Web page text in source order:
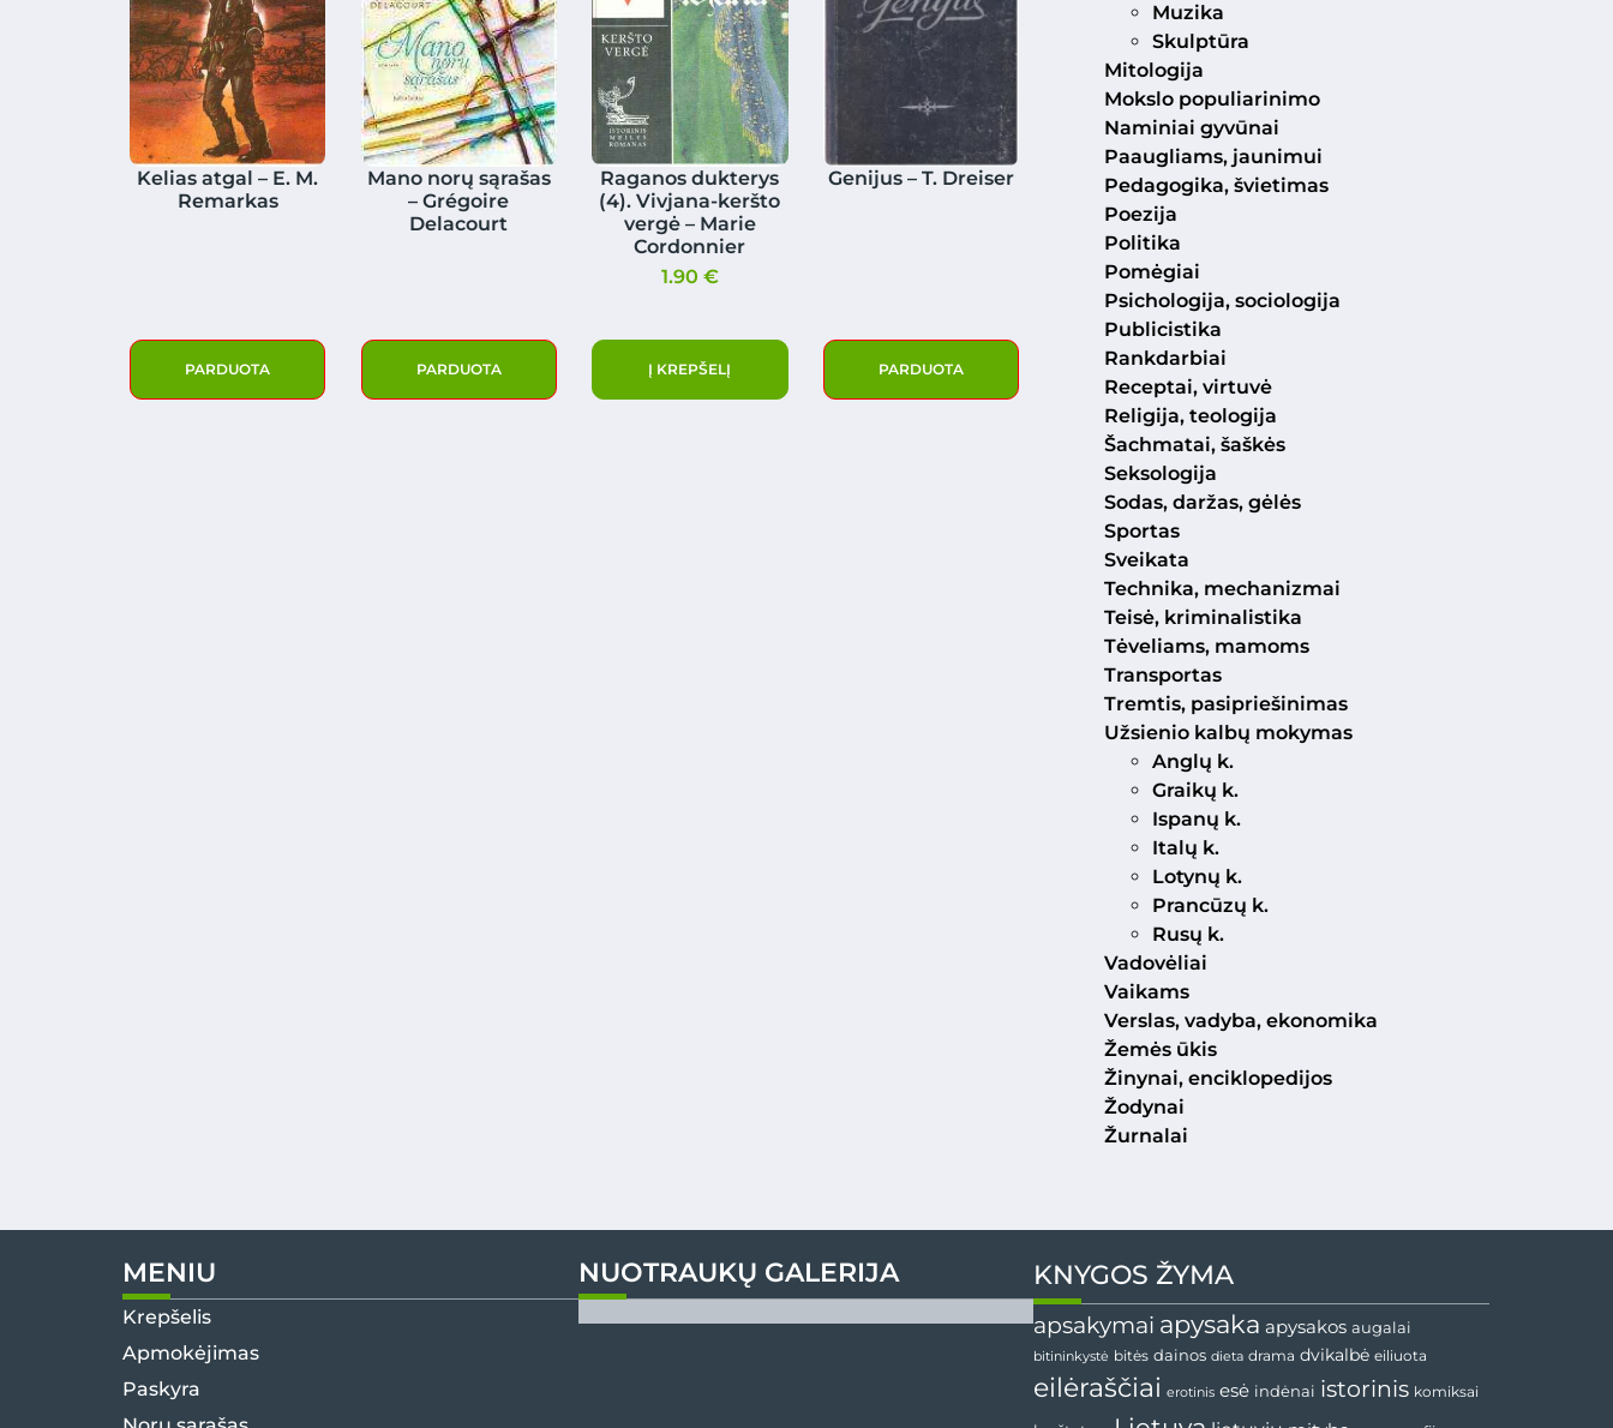
Kelias atgal – E. M.
Remarkas
PARDUOTA
Mano norų sąrašas
– Grégoire
Delacourt
PARDUOTA
Raganos dukterys
(4). Vivjana-keršto
vergė – Marie
Cordonnier
1.90 €
Į KREPŠELĮ
Genijus – T. Dreiser
PARDUOTA
Muzika
Skulptūra
Mitologija
Mokslo populiarinimo
Naminiai gyvūnai
Paaugliams, jaunimui
Pedagogika, švietimas
Poezija
Politika
Pomėgiai
Psichologija, sociologija
Publicistika
Rankdarbiai
Receptai, virtuvė
Religija, teologija
Šachmatai, šaškės
Seksologija
Sodas, daržas, gėlės
Sportas
Sveikata
Technika, mechanizmai
Teisė, kriminalistika
Tėveliams, mamoms
Transportas
Tremtis, pasipriešinimas
Užsienio kalbų mokymas
Anglų k.
Graikų k.
Ispanų k.
Italų k.
Lotynų k.
Prancūzų k.
Rusų k.
Vadovėliai
Vaikams
Verslas, vadyba, ekonomika
Žemės ūkis
Žinynai, enciklopedijos
Žodynai
Žurnalai
MENIU
Krepšelis
Apmokėjimas
Paskyra
NUOTRAUKŲ GALERIJA KNYGOS ŽYMA
apsakymai apysaka apysakos augalai
bitininkystė bitės dainos dieta drama dvikalbė eiliuota
eilėraščiai erotinis esė indėnai istorinis komiksai